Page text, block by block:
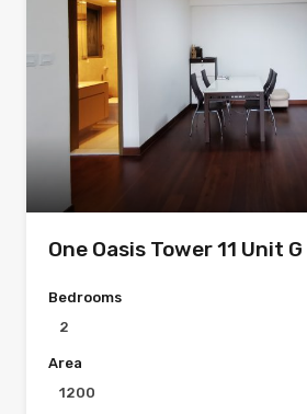
One Oasis Tower 11 Unit G
Bedrooms
2
Area
1200